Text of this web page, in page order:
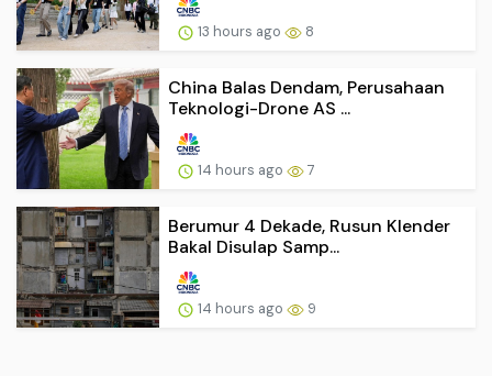
13 hours ago 8
China Balas Dendam, Perusahaan
Teknologi-Drone AS ...
14 hours ago 7
Berumur 4 Dekade, Rusun Klender
Bakal Disulap Samp...
14 hours ago 9